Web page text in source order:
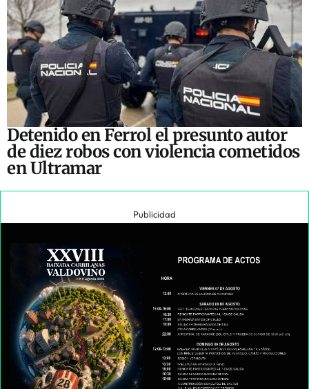
Detenido en Ferrol el presunto autor
de diez robos con violencia cometidos
en Ultramar
Publicidad